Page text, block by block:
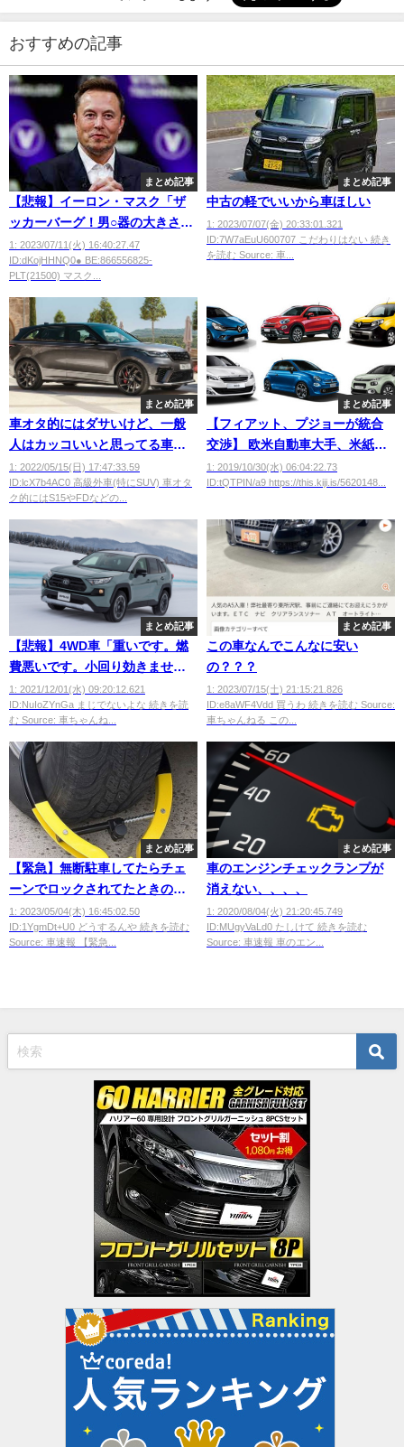
おすすめの記事
まとめ記事
【悲報】イーロン・マスク「ザ
ッカーバーグ！男○器の大きさ対
決しろ」←こんなのが車作った
りロケット飛ばしてんだぞヤバ
いだろ
1: 2023/07/11(火) 16:40:27.47
ID:dKojHHNQ0● BE:866556825-
PLT(21500) マスク...
まとめ記事
中古の軽でいいから車ほしい
1: 2023/07/07(金) 20:33:01.321
ID:7W7aEuU600707 こだわりはない 続き
を読む Source: 車...
まとめ記事
車オタ的にはダサいけど、一般
人はカッコいいと思ってる車
wwwwwwww
1: 2022/05/15(日) 17:47:33.59
ID:lcX7b4AC0 高級外車(特にSUV) 車オタ
ク的にはS15やFDなどの...
まとめ記事
【フィアット、プジョーが統合
交渉】 欧米自動車大手、米紙報
道
1: 2019/10/30(水) 06:04:22.73
ID:tQTPIN/a9 https://this.kiji.is/5620148...
まとめ記事
【悲報】4WD車「重いです。燃
費悪いです。小回り効きませ
ん。値段が高いです。」←こい
つの存在意義wwwwwwwwwww
1: 2021/12/01(水) 09:20:12.621
ID:NuIoZYnGa まじでないよな 続きを読
む Source: 車ちゃんね...
まとめ記事
この車なんでこんなに安い
の？？？
1: 2023/07/15(土) 21:15:21.826
ID:e8aWF4Vdd 買うわ 続きを読む Source:
車ちゃんねる この...
まとめ記事
【緊急】無断駐車してたらチェ
ーンでロックされてたときの対
処法ｗｗｗｗ
1: 2023/05/04(木) 16:45:02.50
ID:1YgmDt+U0 どうするんや 続きを読む
Source: 車速報 【緊急...
まとめ記事
車のエンジンチェックランプが
消えない、、、、
1: 2020/08/04(火) 21:20:45.749
ID:MUgyVaLd0 たしけて 続きを読む
Source: 車速報 車のエン...